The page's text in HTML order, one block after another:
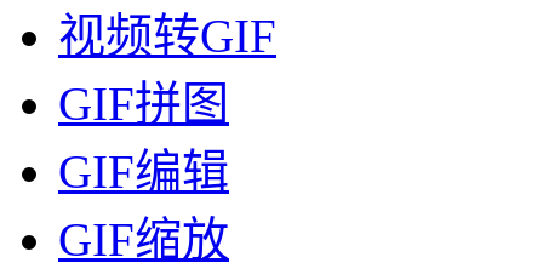
视频转GIF
GIF拼图
GIF编辑
GIF缩放